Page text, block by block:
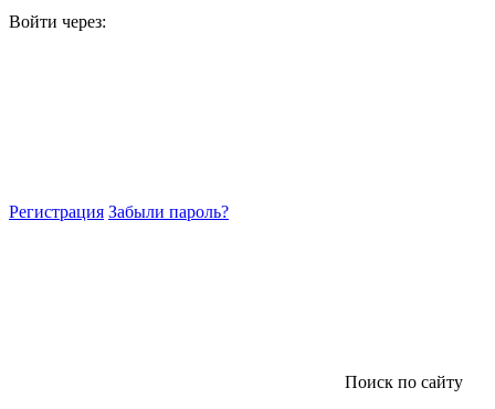
Войти через:
Регистрация Забыли пароль?
Поиск по сайту